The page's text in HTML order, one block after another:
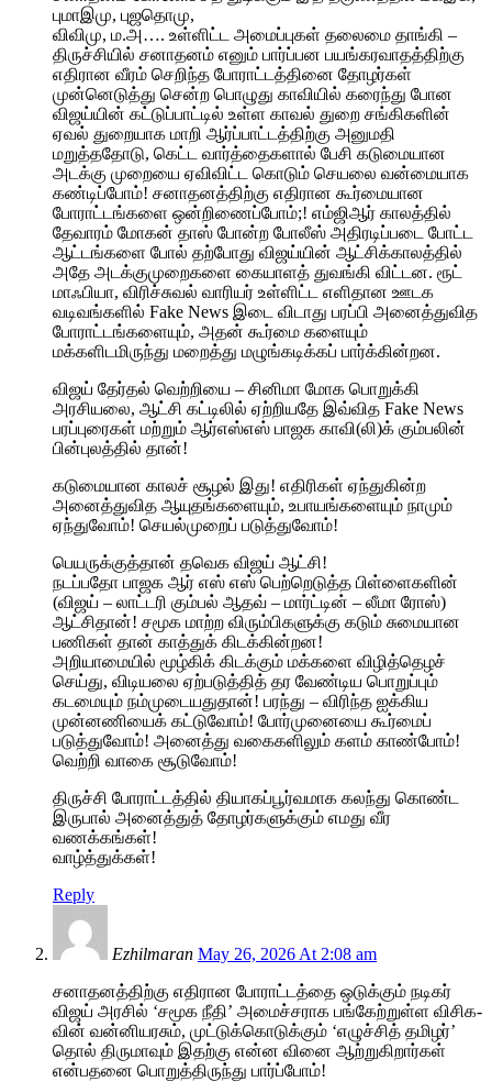
புமாஇமு, புஜதொமு,
விவிமு, ம.அ‌…. உள்ளிட்ட அமைப்புகள் தலைமை தாங்கி –
திருச்சியில் சனாதனம் எனும் பார்ப்பன பயங்கரவாதத்திற்கு
எதிரான வீரம் செறிந்த போராட்டத்தினை தோழர்கள்
முன்னெடுத்து சென்ற பொழுது காவியில் கரைந்து போன
விஜய்யின் கட்டுப்பாட்டில் உள்ள காவல் துறை சங்கிகளின்
ஏவல் துறையாக மாறி ஆர்ப்பாட்டத்திற்கு அனுமதி
மறுத்ததோடு, கெட்ட வார்த்தைகளால் பேசி கடுமையான
அடக்கு முறையை ஏவிவிட்ட கொடும் செயலை வன்மையாக
கண்டிப்போம்! சனாதனத்திற்கு எதிரான கூர்மையான
போராட்டங்களை ஒன்றிணைப்போம்;! எம்ஜிஆர் காலத்தில்
தேவாரம் மோகன் தாஸ் போன்ற போலீஸ் அதிரடிப்படை போட்ட
ஆட்டங்களை போல் தற்போது விஜய்யின் ஆட்சிக்காலத்தில்
அதே அடக்குமுறைகளை கையாளத் துவங்கி விட்டன. ரூட்
மாஃபியா, விரிச்சுவல் வாரியர் உள்ளிட்ட எளிதான ஊடக
வடிவங்களில் Fake News இடை விடாது பரப்பி அனைத்துவித
போராட்டங்களையும், அதன் கூர்மை களையும்
மக்களிடமிருந்து மறைத்து மழுங்கடிக்கப் பார்க்கின்றன.
விஜய் தேர்தல் வெற்றியை – சினிமா மோக பொறுக்கி
அரசியலை, ஆட்சி கட்டிலில் ஏற்றியதே இவ்வித Fake News
பரப்புரைகள் மற்றும் ஆர்எஸ்எஸ் பாஜக காவி(லி)க் கும்பலின்
பின்புலத்தில் தான்!
கடுமையான காலச் சூழல் இது! எதிரிகள் ஏந்துகின்ற
அனைத்துவித ஆயுதங்களையும், உபாயங்களையும் நாமும்
ஏந்துவோம்! செயல்முறைப் படுத்துவோம்!
பெயருக்குத்தான் தவெக விஜய் ஆட்சி!
நடப்பதோ பாஜக ஆர் எஸ் எஸ் பெற்றெடுத்த பிள்ளைகளின்
(விஜய் – லாட்டரி கும்பல் ஆதவ் – மார்ட்டின் – லீமா ரோஸ்)
ஆட்சிதான்! சமூக மாற்ற விரும்பிகளுக்கு கடும் சுமையான
பணிகள் தான் காத்துக் கிடக்கின்றன!
அறியாமையில் மூழ்கிக் கிடக்கும் மக்களை விழித்தெழச்
செய்து, விடியலை ஏற்படுத்தித் தர வேண்டிய பொறுப்பும்
கடமையும் நம்முடையதுதான்! பரந்து – விரிந்த ஐக்கிய
முன்னணியைக் கட்டுவோம்! போர்முனையை கூர்மைப்
படுத்துவோம்! அனைத்து வகைகளிலும் களம் காண்போம்!
வெற்றி வாகை சூடுவோம்!
திருச்சி போராட்டத்தில் தியாகப்பூர்வமாக கலந்து கொண்ட
இருபால் அனைத்துத் தோழர்களுக்கும் எமது வீர
வணக்கங்கள்!
வாழ்த்துக்கள்!
Reply
Ezhilmaran May 26, 2026 At 2:08 am
சனாதனத்திற்கு எதிரான போராட்டத்தை ஒடுக்கும் நடிகர்
விஜய் அரசில் ‘சமூக நீதி’ அமைச்சராக பங்கேற்றுள்ள விசிக-
வின் வன்னியரசும், முட்டுக்கொடுக்கும் ‘எழுச்சித் தமிழர்’
தொல் திருமாவும் இதற்கு என்ன வினை ஆற்றுகிறார்கள்
என்பதனை பொறுத்திருந்து பார்ப்போம்!